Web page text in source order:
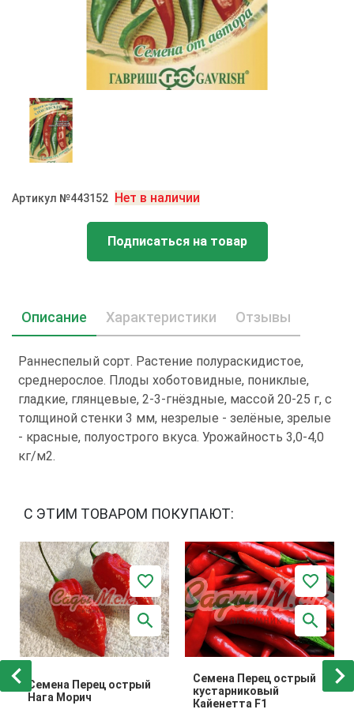
Артикул №443152 Нет в наличии
Подписаться на товар
Описание Характеристики Отзывы
Раннеспелый сорт. Растение полураскидистое,
среднерослое. Плоды хоботовидные, пониклые,
гладкие, глянцевые, 2-3-гнёздные, массой 20-25 г, с
толщиной стенки 3 мм, незрелые - зелёные, зрелые
- красные, полуострого вкуса. Урожайность 3,0-4,0
кг/м2.
С ЭТИМ ТОВАРОМ ПОКУПАЮТ:
Семена Перец острый
Нага Морич
Семена Перец острый
кустарниковый
Кайенетта F1